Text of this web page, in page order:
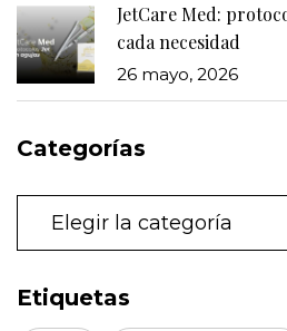
JetCare Med:
cada necesidad
26 mayo, 2026
Categorías
Categorías
Etiquetas